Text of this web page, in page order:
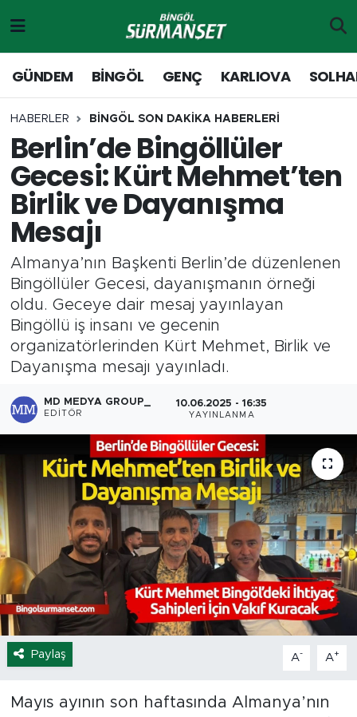
GÜNDEM BİNGÖL GENÇ KARLIOVA
HABERLER BİNGÖL SON DAKİKA HABERLERİ
Berlin’de Bingöllüler
Gecesi: Kürt Mehmet’ten
Birlik ve Dayanışma
Mesajı
Almanya’nın Başkenti Berlin’de düzenlenen
Bingöllüler Gecesi, dayanışmanın örneği
oldu. Geceye dair mesaj yayınlayan
Bingöllü iş insanı ve gecenin
organizatörlerinden Kürt Mehmet, Birlik ve
Dayanışma mesajı yayınladı.
MD MEDYA GROUP_
EDITÖR
10.06.2025 - 16:35
YAYINLANMA
Paylaş A- A+
Mayıs ayının son haftasında Almanya’nın
Genç
Solhan
Karlıova
Adaklı-Kiğı
Yayladere-Yedisu
MD Prestij Dergisi
Siyaset
Sağlık
Eğitim
Ekonomi
Hava Durumu
Tavz Der
Bingöl Kaza Haberleri
Merkez Hava Durumu
Merkez Trafik Yoğunluk Haritası
Süper Lig Puan Durumu ve Fikstür
Tüm Manşetler
Son Dakika Haberleri
Haber Arşivi